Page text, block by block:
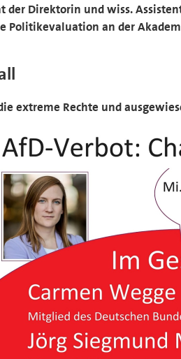
der Direktorin und wiss.
Politikevaluation an der
extreme Rechte und